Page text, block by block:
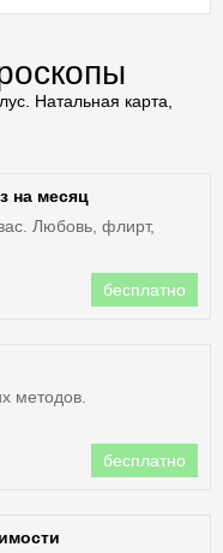
Натальная карта,
на месяц
Любовь, флирт,
бесплатно
методов.
бесплатно